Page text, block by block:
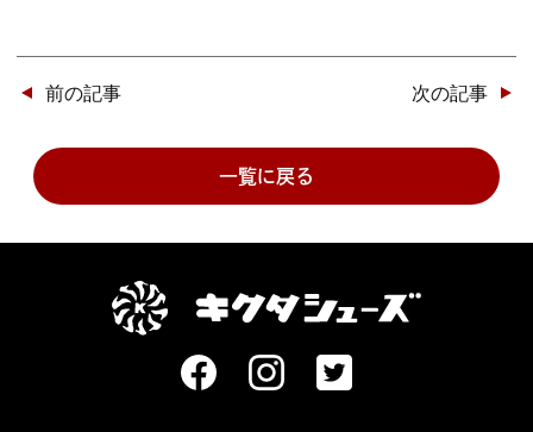
稿
ナ
ビ
ゲー
ショ
次の記事
前の記事
一覧に戻る